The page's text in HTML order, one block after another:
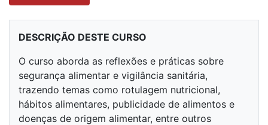
DESCRIÇÃO DESTE CURSO
O curso aborda as reflexões e práticas sobre
segurança alimentar e vigilância sanitária,
trazendo temas como rotulagem nutricional,
hábitos alimentares, publicidade de alimentos e
doenças de origem alimentar, entre outros